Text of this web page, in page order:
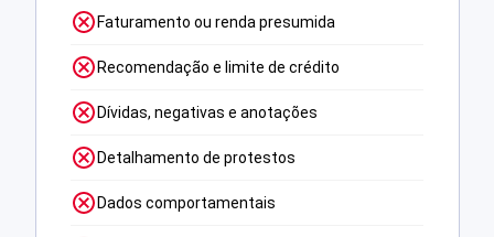
Faturamento ou renda presumida
Recomendação e limite de crédito
Dívidas, negativas e anotações
Detalhamento de protestos
Dados comportamentais